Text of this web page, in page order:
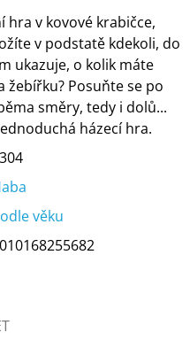
hra v kovové krabičce,
v podstatě kdekoli, do
ukazuje, o kolik máte
žebířku? Posuňte se po
směry, tedy i dolů...
házecí hra.
věku